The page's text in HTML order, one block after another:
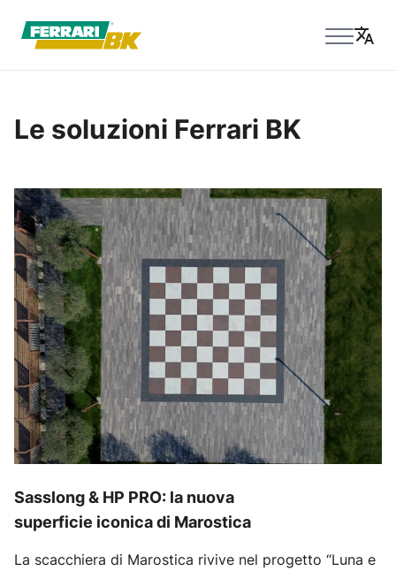
Le soluzioni Ferrari BK
Sasslong & HP PRO: la nuova
superficie iconica di Marostica
La scacchiera di Marostica rivive nel progetto “Luna e